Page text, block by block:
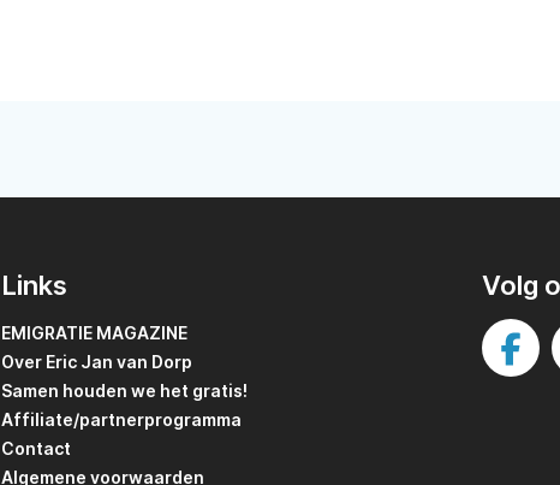
Links
EMIGRATIE MAGAZINE
Over Eric Jan van Dorp
Samen houden we het gratis!
Affiliate/partnerprogramma
Contact
Algemene voorwaarden
Volg